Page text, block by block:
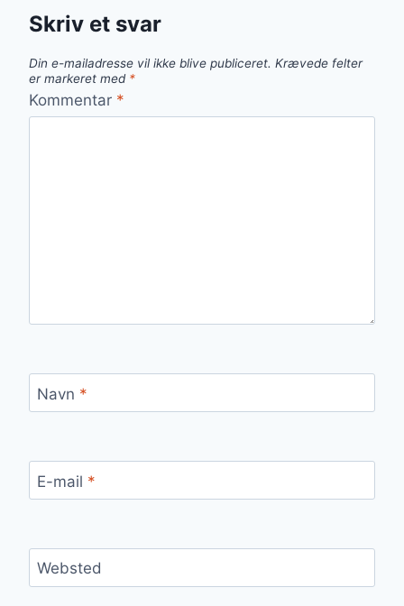
Skriv et svar
Din e-mailadresse vil ikke blive publiceret. Krævede felter
er markeret med *
Kommentar *
Navn *
E-mail *
Websted